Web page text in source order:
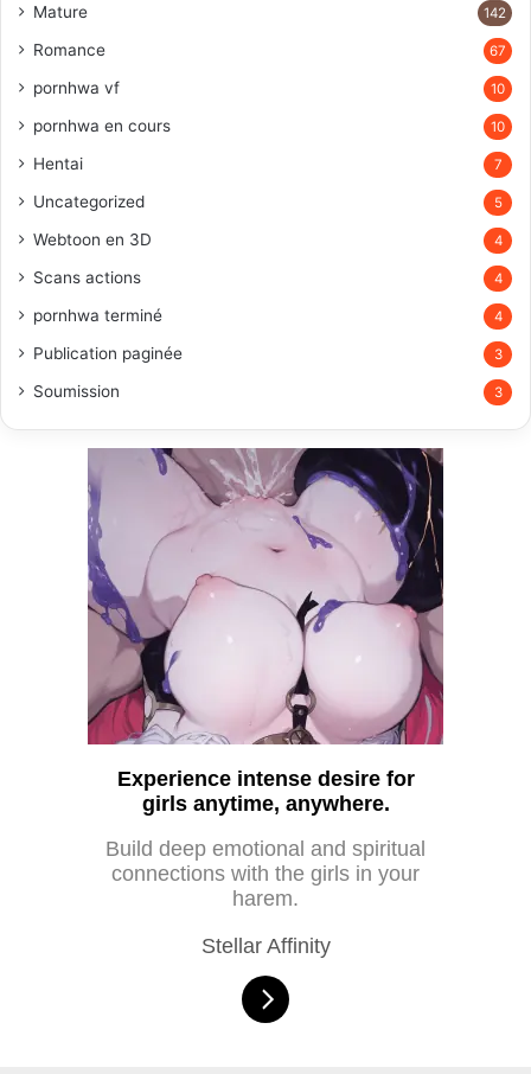
Mature 142
Romance 67
pornhwa vf 10
pornhwa en cours 10
Hentai 7
Uncategorized 5
Webtoon en 3D 4
Scans actions 4
pornhwa terminé 4
Publication paginée 3
Soumission 3
Experience intense desire for
girls anytime, anywhere.
Build deep emotional and spiritual
connections with the girls in your
harem.
Stellar Affinity